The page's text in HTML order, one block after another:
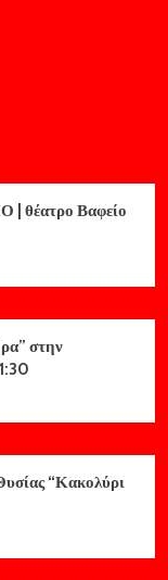
| θέατρο Βαφείο
στην
“Κακολύρι